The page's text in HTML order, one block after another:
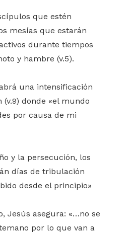
que estén
mesías que estarán
durante tiempos
y hambre (v.5).
una intensificación
donde «el mundo
por causa de mi
y la persecución, los
días de tribulación
desde el principio»
Jesús asegura: «…no se
por lo que van a